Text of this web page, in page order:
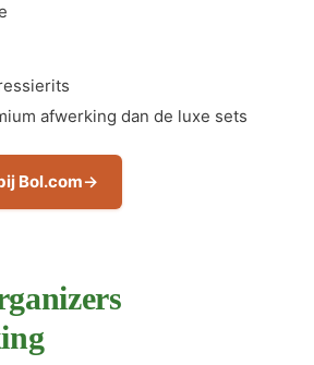
afwerking dan de luxe sets
Bol.com